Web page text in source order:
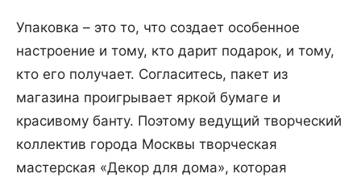
Упаковка – это то, что создает особенное
настроение и тому, кто дарит подарок, и тому,
кто его получает. Согласитесь, пакет из
магазина проигрывает яркой бумаге и
красивому банту. Поэтому ведущий творческий
коллектив города Москвы творческая
мастерская «Декор для дома», которая